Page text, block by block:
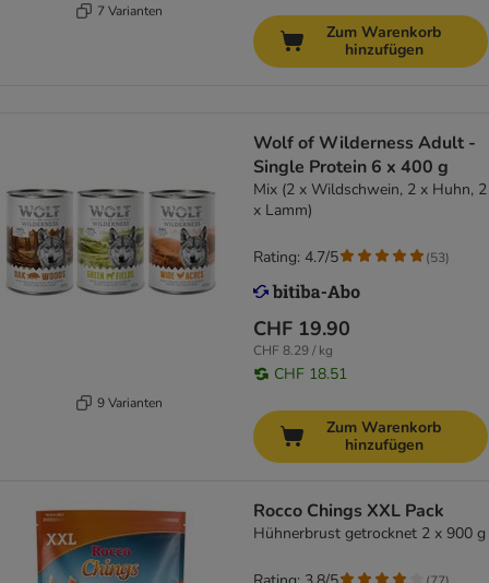
7 Varianten
Zum Warenkorb
hinzufügen
9 Varianten
Wolf of Wilderness Adult -
Single Protein 6 x 400 g
Mix (2 x Wildschwein, 2 x Huhn, 2
x Lamm)
CHF 19.90
CHF 8.29 / kg
CHF 18.51
Rating: 4.7/5 (53)
Zum Warenkorb
hinzufügen
Rocco Chings XXL Pack
Hühnerbrust getrocknet 2 x 900 g